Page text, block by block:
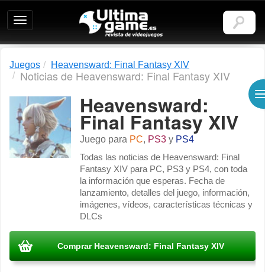
Ultimagame:
Revista
de
Juegos Heavensward: Final Fantasy XIV
Noticias de Heavensward: Final Fantasy XIV
Heavensward:
Final Fantasy XIV
Juego para PC, PS3 y PS4
Todas las noticias de Heavensward: Final
Fantasy XIV para PC, PS3 y PS4, con toda
la información que esperas. Fecha de
lanzamiento, detalles del juego, información,
imágenes, vídeos, características técnicas y
DLCs
Comprar Heavensward: Final Fantasy XIV